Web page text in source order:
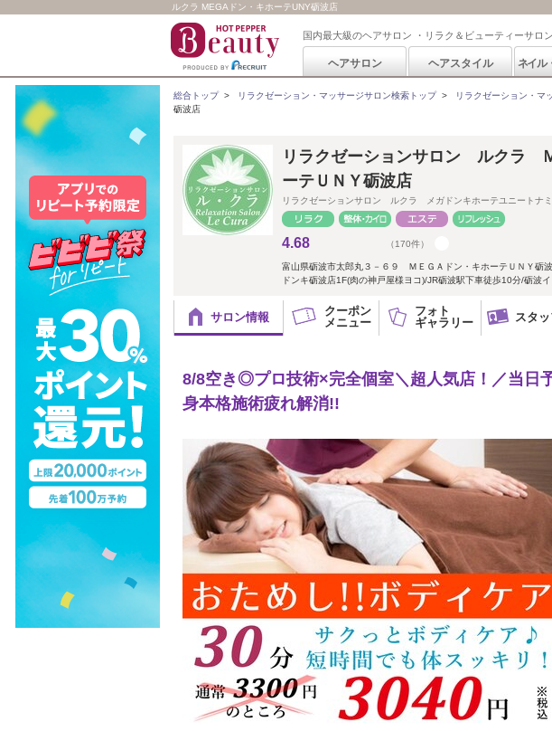
ルクラ MEGAドン・キホーテUNY砺波店
国内最大級のヘアサロン ・リラク＆ビューティーサロ
ヘアサロン ヘアスタイル ネイル
総合トップ> リラクゼーション・マッサージサロン検索トップ> リラクゼーション・マ
砺波店
リラクゼーションサロン ルクラ
ーテＵＮＹ砺波店
リラクゼーションサロン ルクラ メガドンキホーテユニートナ
4.68 （170件）
富山県砺波市太郎丸３－６９ ＭＥＧＡドン・キホーテＵＮＹ砺
ドンキ砺波店1F(肉の神戸屋様ヨコ)/JR砺波駅下車徒歩10分/砺波
サロン情報
クーポン
メニュー
フォト
ギャラリー
スタ
8/8空き◎プロ技術×完全個室＼超人気店！／当日
身本格施術疲れ解消!!